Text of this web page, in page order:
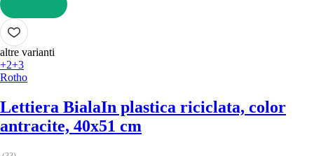
AGGIUNGI
altre varianti
+2+3
Rotho
Lettiera BialaIn plastica riciclata, color
antracite, 40x51 cm